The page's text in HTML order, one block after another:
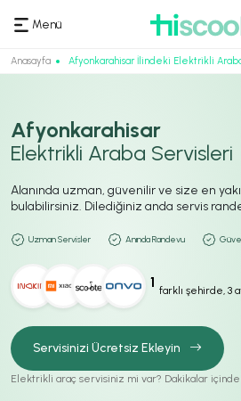
Menü
Anasayfa Afyonkarahisar İlindeki Elektrikli
Afyonkarahisar
Elektrikli Araba Servisleri
Alanında uzman, güvenilir ve size en
bulabilirsiniz. Dilediğiniz anda servis
Uzman Servisler Anında Randevu
1 farklı şehirde, 3
Servisinizi Ücretsiz Ekleyin
Elektrikli araç servisiniz mi var? Dakikalar içinde